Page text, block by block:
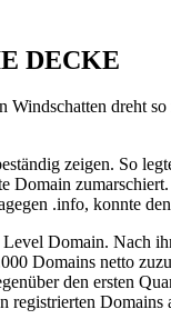
DECKE
dreht
zeigen. So
.info, konnte
Domain. Nach
Domains netto
den ersten
registrierten Domains